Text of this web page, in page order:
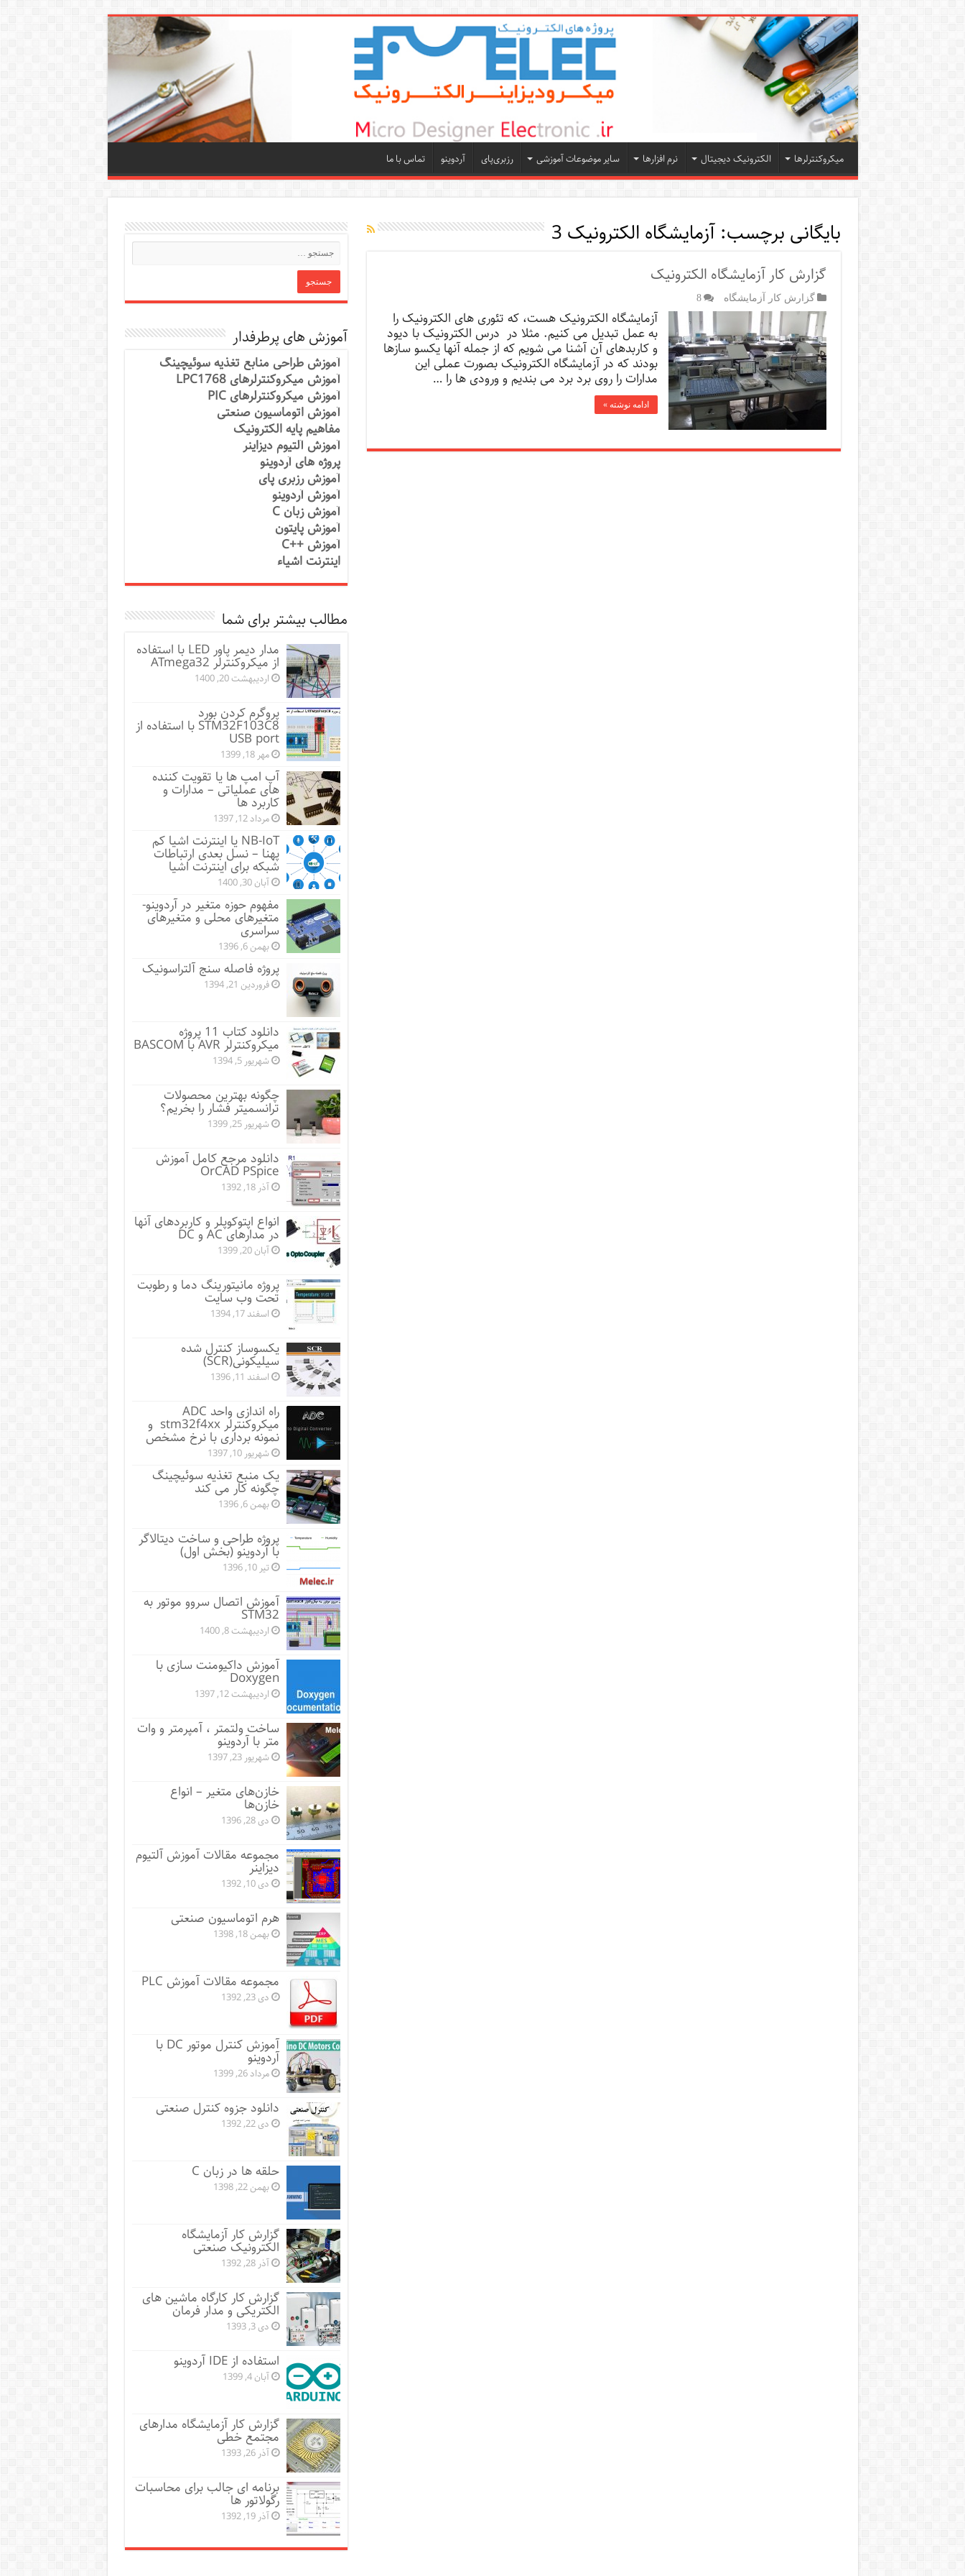
میکروکنترلرها الکترونیک دیجیتال نرم افزارها سایر موضوعات آموزشی رزبری‌پای آردوینو تماس با ما
بایگانی برچسب:آزمایشگاه الکترونیک 3
گزارش کار آزمایشگاه الکترونیک
گزارش کار آزمایشگاه 8
آزمایشگاه الکترونیک هست، که تئوری های الکترونیک را
به عمل تبدیل می کنیم. مثلا در درس الکترونیک با دیود
و کاربدهای آن آشنا می شویم که از جمله آنها یکسو سازها
بودند که در آزمایشگاه الکترونیک بصورت عملی این
مدارات را روی برد برد می بندیم و ورودی ها را …
ادامه نوشته »
آموزش های پرطرفدار
آموزش طراحی منابع تغذیه سوئیچینگ
آموزش میکروکنترلرهای LPC1768
آموزش میکروکنترلرهای PIC
آموزش اتوماسیون صنعتی
مفاهیم پایه الکترونیک
آموزش آلتیوم دیزاینر
پروژه های آردوینو
آموزش رزبری پای
آموزش آردوینو
آموزش زبان C
آموزش پایتون
آموزش ++C
اینترنت اشیاء
مطالب بیشتر برای شما
مدار دیمر پاور LED با استفاده
از میکروکنترلر ATmega32
اردیبهشت 20, 1400
پروگرم کردن بورد
STM32F103C8 با استفاده از
USB port
مهر 18, 1399
آپ امپ ها یا تقویت کننده
های عملیاتی – مدارات و
کاربرد ها
مرداد 12, 1397
NB-IoT یا اینترنت اشیا کم
پهنا – نسل بعدی ارتباطات
شبکه برای اینترنت اشیا
آبان 30, 1400
مفهوم حوزه متغیر در آردوینو-
متغیرهای محلی و متغیرهای
سراسری
بهمن 6, 1396
پروژه فاصله سنج آلتراسونیک
فروردین 21, 1394
دانلود کتاب 11 پروژه
میکروکنترلر AVR با BASCOM
شهریور 5, 1394
چگونه بهترین محصولات
ترانسمیتر فشار را بخریم؟
شهریور 25, 1399
دانلود مرجع کامل آموزش
OrCAD PSpice
آذر 18, 1392
انواع اپتوکوپلر و کاربردهای آنها
در مدارهای AC و DC
آبان 20, 1399
پروژه مانيتورينگ دما و رطوبت
تحت وب سایت
اسفند 17, 1394
یکسوساز کنترل شده
سیلیکونی(SCR)
اسفند 11, 1396
راه اندازی واحد ADC
میکروکنترلر stm32f4xx و
نمونه برداری با نرخ مشخص
شهریور 10, 1397
یک منبع تغذیه سوئیچینگ
چگونه کار می کند
بهمن 6, 1396
پروژه طراحی و ساخت دیتالاگر
با آردوینو (بخش اول)
تیر 10, 1396
آموزش اتصال سروو موتور به
STM32
اردیبهشت 8, 1400
آموزش داکیومنت سازی با
Doxygen
اردیبهشت 12, 1397
ساخت ولتمتر ، آمپرمتر و وات
متر با آردوینو
شهریور 23, 1397
خازن‌های متغیر – انواع
خازن‌ها
دی 28, 1396
مجموعه مقالات آموزش آلتیوم
دیزاینر
دی 10, 1392
هرم اتوماسیون صنعتی
بهمن 18, 1398
مجموعه مقالات آموزش PLC
دی 23, 1392
آموزش کنترل موتور DC با
آردوینو
مرداد 26, 1399
دانلود جزوه کنترل صنعتی
دی 22, 1392
حلقه ها در زبان C
بهمن 22, 1398
گزارش کار آزمایشگاه
الکترونیک صنعتی
آذر 28, 1392
گزارش کار کارگاه ماشین های
الکتریکی و مدار فرمان
دی 3, 1393
استفاده از IDE آردوینو
آبان 4, 1399
گزارش کار آزمایشگاه مدارهای
مجتمع خطی
آذر 26, 1393
برنامه ای جالب برای محاسبات
رگولاتور ها
آذر 19, 1392